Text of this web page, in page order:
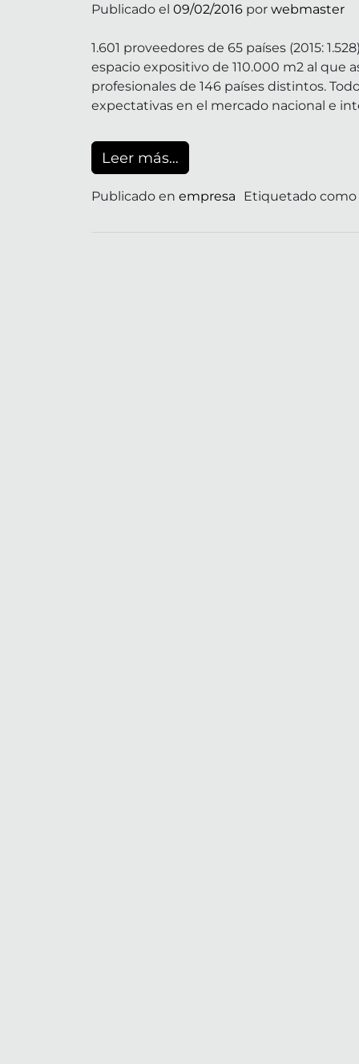
Publicado el 09/02/2016 por webmaster
1.601 proveedores de 65 países (2015:
espacio expositivo de 110.000 m2 al que
profesionales de 146 países distintos.
expectativas en el mercado nacional e
Leer más…
Publicado en empresa Etiquetado como